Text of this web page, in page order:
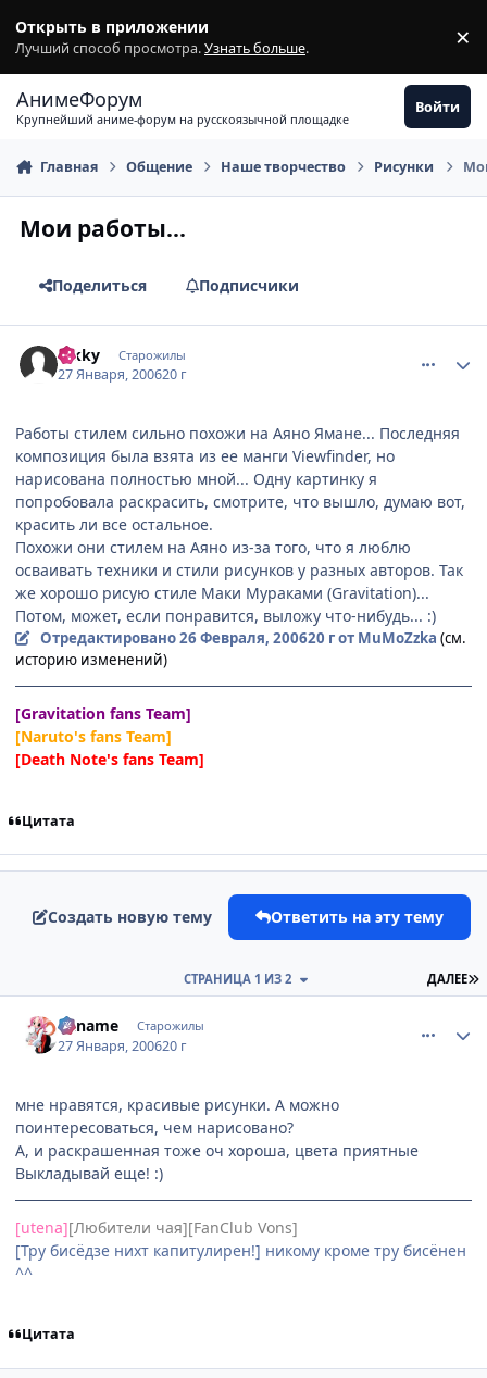
Открыть в приложении
Лучший способ просмотра.Узнать больше. ×
АнимеФорум
Крупнейший аниме-форум на русскоязычной площадке
Войти
Главная Общение Наше творчество Рисунки
Мои работы...
Поделиться Подписчики
hikky Старожилы
27 Января, 200620 г
Работы стилем сильно похожи на Аяно Ямане... Последняя
композиция была взята из ее манги Viewfinder, но
нарисована полностью мной... Одну картинку я
попробовала раскрасить, смотрите, что вышло, думаю вот,
красить ли все остальное.
Похожи они стилем на Аяно из-за того, что я люблю
осваивать техники и стили рисунков у разных авторов. Так
же хорошо рисую стиле Маки Мураками (Gravitation)...
Потом, может, если понравится, выложу что-нибудь... :)
Отредактировано26 Февраля, 200620 гот MuMoZzka (см.
историю изменений)
[Gravitation fans Team]
[Naruto's fans Team]
[Death Note's fans Team]
Цитата
Создать новую тему Ответить на эту тему
ДАЛЕЕ
СТРАНИЦА 1 ИЗ 2
Kaname Старожилы
27 Января, 200620 г
мне нравятся, красивые рисунки. А можно
поинтересоваться, чем нарисовано?
А, и раскрашенная тоже оч хороша, цвета приятные
Выкладывай еще! :)
[utena][Любители чая][FanClub Vons]
[Тру бисёдзе нихт капитулирен!] никому кроме тру бисёнен
^^
Цитата